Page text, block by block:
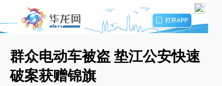
群众电动车被盗 垫江公安快速
破案获赠锦旗